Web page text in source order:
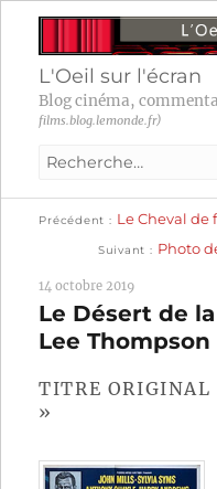
L'Oeil sur l'écran
Blog cinéma,
films.blog.lemonde.fr)
Recherche
:
Navigation
l’article
Précédent Le Cheval de
Suivant Photo
14 octobre 2019
Le Désert de
Lee Thompson
TITRE
»